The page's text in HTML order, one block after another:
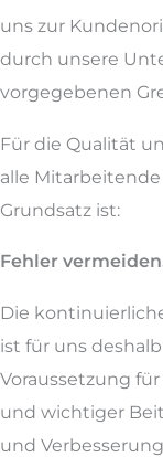
uns zur
durch unsere
vorgegebenen
Für die Qualität
alle
Grundsatz ist:
Fehler
Die
ist für uns
Voraussetzung
und wichtiger
und